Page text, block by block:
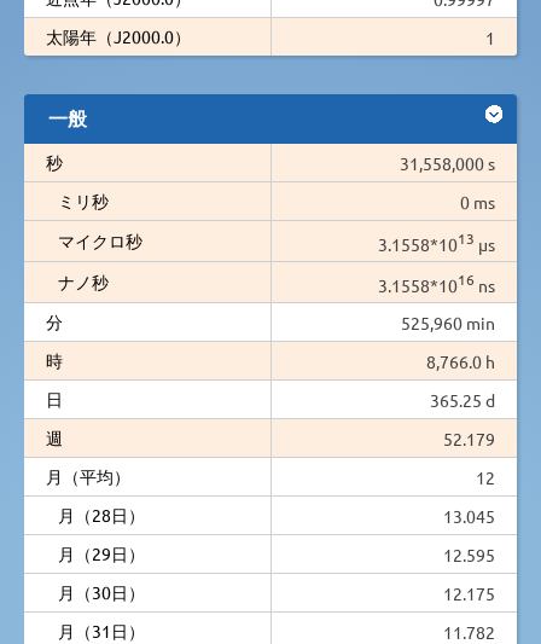
太陽年（J2000.0）
1
一般
秒
31,558,000 s
ミリ秒
0 ms
マイクロ秒
3.1558*1013 µs
ナノ秒
3.1558*1016 ns
分
525,960 min
時
8,766.0 h
日
365.25 d
週
52.179
月（平均）
12
月（28日）
13.045
月（29日）
12.595
月（30日）
12.175
月（31日）
11.782